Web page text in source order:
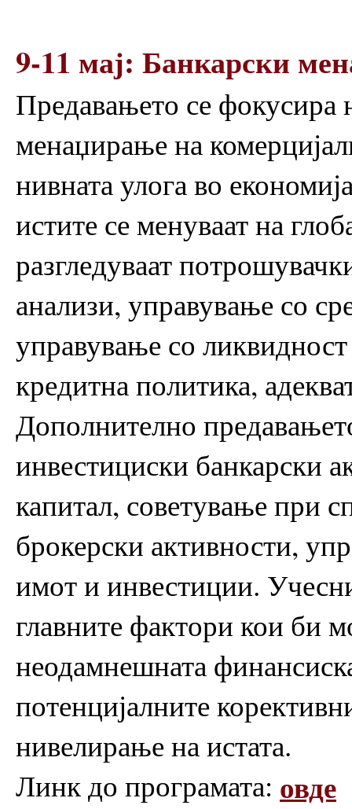
9-11 мај: Банкарски
Предавањето се
менаџирање на
нивната улога во
истите се менуваат на
разгледуваат
анализи, управување со
управување со
кредитна политика,
Дополнително
инвестициски банкарски
капитал, советување при
брокерски активности,
имот и инвестиции.
главните фактори кои би
неодамнешната
потенцијалните
нивелирање на истата.
Линк до програмата: овде